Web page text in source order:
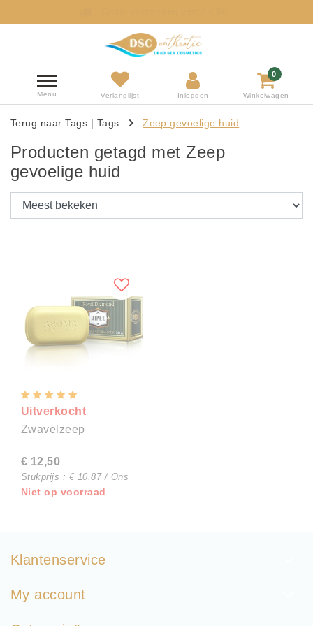
Menu Verlanglijst Inloggen
0
Winkelwagen
Terug naar Tags | Tags Zeep gevoelige huid
Producten getagd met Zeep
gevoelige huid
Uitverkocht
Zwavelzeep
€ 12,50
Stukprijs : € 10,87 / Ons
Niet op voorraad
Klantenservice
My account